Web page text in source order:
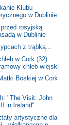
Klubu
w Dublinie
rosyjską
w Dublinie
z trąbką...
w Cork (32):
chleb wiejski
Boskiej w Cork
"The Visit: John
in Ireland"
artystyczne dla